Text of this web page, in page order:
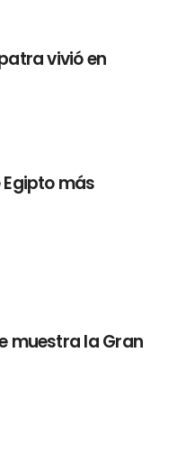
vivió en
Egipto más
muestra la Gran